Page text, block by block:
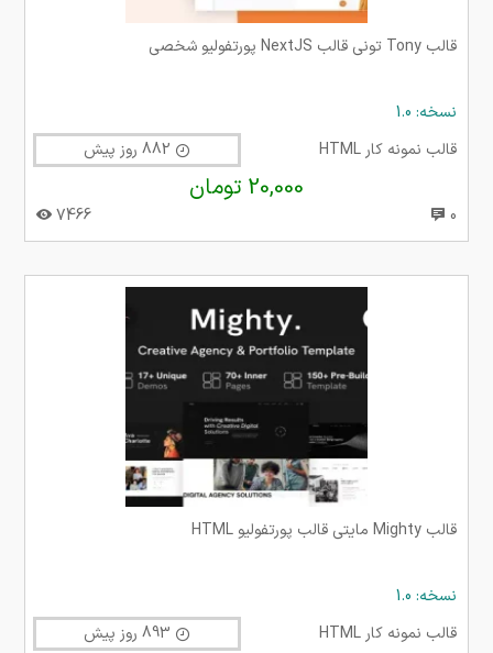
قالب Tony تونی قالب NextJS پورتفولیو شخصی
نسخه: 1.0
قالب نمونه کار HTML
20,000 تومان
0
7466
قالب Mighty مایتی قالب پورتفولیو HTML
نسخه: 1.0
قالب نمونه کار HTML